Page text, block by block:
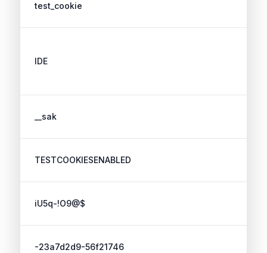
test_cookie
IDE
__sak
TESTCOOKIESENABLED
iU5q-!O9@$
-23a7d2d9-56f21746